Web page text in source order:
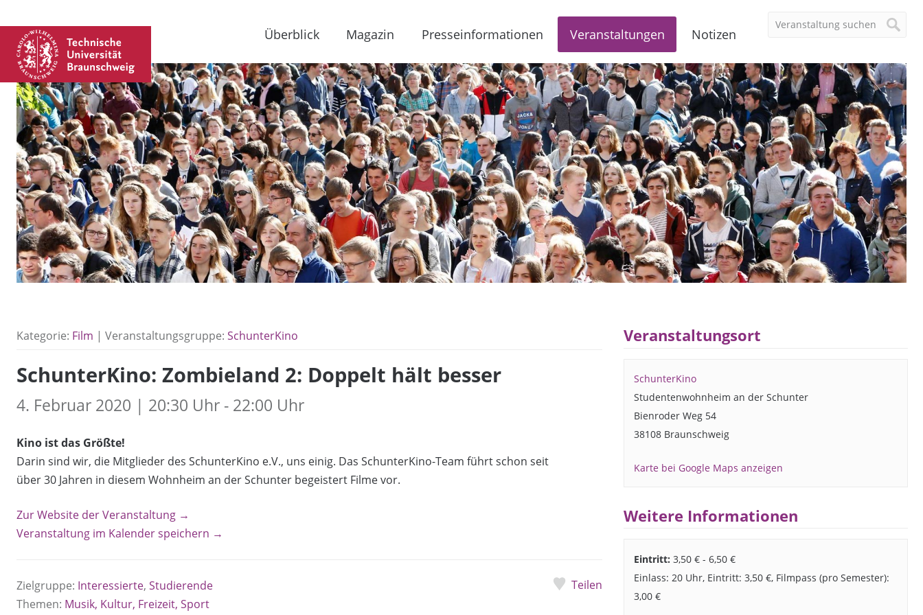
Überblick Magazin Presseinformationen Veranstaltungen Notizen
Kategorie: Film | Veranstaltungsgruppe: SchunterKino
SchunterKino: Zombieland 2: Doppelt hält besser
4. Februar 2020 | 20:30 Uhr - 22:00 Uhr
Kino ist das Größte!
Darin sind wir, die Mitglieder des SchunterKino e.V., uns einig. Das SchunterKino-Team führt schon seit
über 30 Jahren in diesem Wohnheim an der Schunter begeistert Filme vor.
Zur Website der Veranstaltung →
Veranstaltung im Kalender speichern →
Zielgruppe: Interessierte, Studierende
Themen: Musik, Kultur, Freizeit, Sport
Teilen
Veranstaltungsort
SchunterKino
Studentenwohnheim an der Schunter
Bienroder Weg 54
38108 Braunschweig
Karte bei Google Maps anzeigen
Weitere Informationen
Eintritt: 3,50 € - 6,50 €
Einlass: 20 Uhr, Eintritt: 3,50 €, Filmpass (pro Semester):
3,00 €